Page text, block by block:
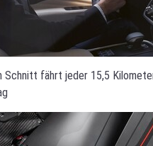
Schnitt fährt jeder 15,5